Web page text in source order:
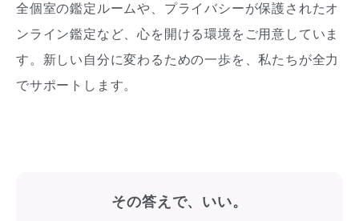
全個室の鑑定ルームや、プライバシーが保護されたオ
ンライン鑑定など、心を開ける環境をご用意していま
す。新しい自分に変わるための一歩を、私たちが全力
でサポートします。
その答えで、いい。